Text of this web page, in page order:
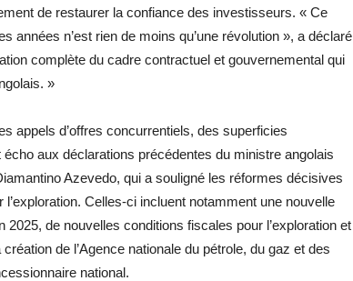
de restaurer la confiance des investisseurs. « Ce
années n’est rien de moins qu’une révolution », a déclaré
complète du cadre contractuel et gouvernemental qui
»
appels d’offres concurrentiels, des superficies
aux déclarations précédentes du ministre angolais
Azevedo, qui a souligné les réformes décisives
Celles-ci incluent notamment une nouvelle
2025, de nouvelles conditions fiscales pour l’exploration et
de l’Agence nationale du pétrole, du gaz et des
national.